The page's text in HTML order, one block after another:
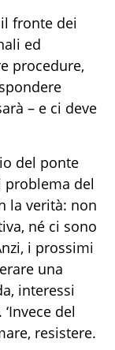
fronte dei
ed
procedure,
– e ci deve
del ponte
problema del
la verità: non
né ci sono
i prossimi
una
interessi
del
resistere.